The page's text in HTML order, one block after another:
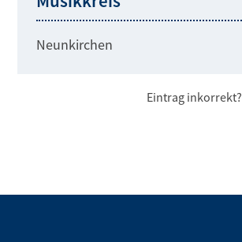
Neunkirchen
Eintrag inkorrekt?